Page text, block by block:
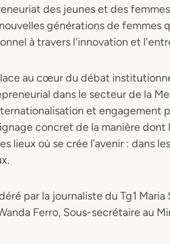
des jeunes et des
générations de femmes
à travers l'innovation et
au cœur du débat
dans le secteur de la
et engagement
concret de la manière dont
lieux où se crée l’avenir : dans
par la journaliste du Tg1
Ferro, Sous-secrétaire au